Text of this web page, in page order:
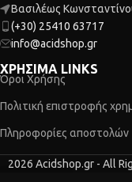
Βασιλέως
(+30) 25410 63717
info@acidshop.gr
ΧΡΗΣΙΜΑ LINKS
Όροι Χρήσης
Πολιτική επιστροφής
Πληροφορίες αποστολών
2026 Acidshop.gr - All